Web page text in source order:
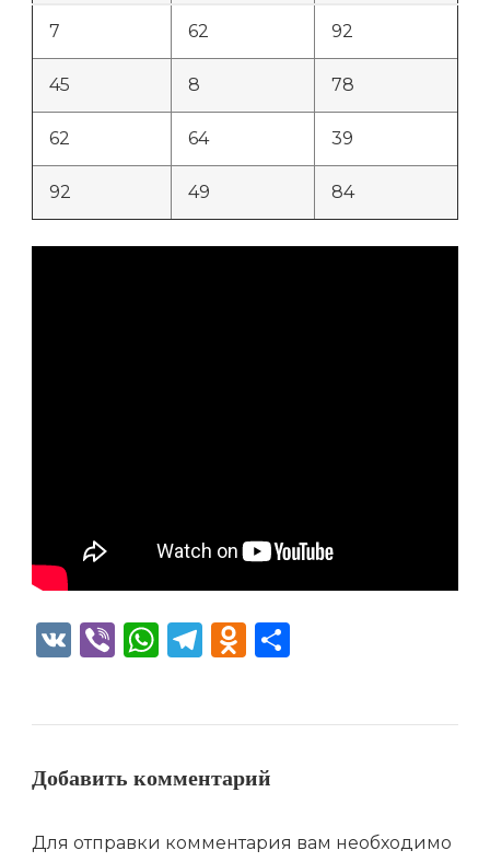
7 62 92
45 8 78
62 64 39
92 49 84
VK ViberWhatsApp
Telegram
Odnoklassniki
Добавить комментарий
Для отправки комментария вам необходимо